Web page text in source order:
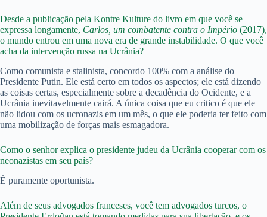
Desde a publicação pela Kontre Kulture do livro em que você se
expressa longamente, Carlos, um combatente contra o Império (2017),
o mundo entrou em uma nova era de grande instabilidade. O que você
acha da intervenção russa na Ucrânia?
Como comunista e stalinista, concordo 100% com a análise do
Presidente Putin. Ele está certo em todos os aspectos; ele está dizendo
as coisas certas, especialmente sobre a decadência do Ocidente, e a
Ucrânia inevitavelmente cairá. A única coisa que eu critico é que ele
não lidou com os ucronazis em um mês, o que ele poderia ter feito com
uma mobilização de forças mais esmagadora.
Como o senhor explica o presidente judeu da Ucrânia cooperar com os
neonazistas em seu país?
É puramente oportunista.
Além de seus advogados franceses, você tem advogados turcos, o